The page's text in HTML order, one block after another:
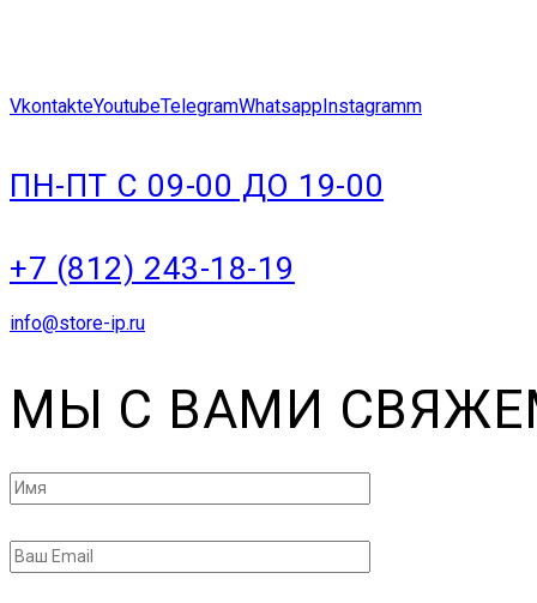
VkontakteYoutubeTelegramWhatsappInstagramm
ПН-ПТ С 09-00 ДО 19-00
+7 (812) 243-18-19
info@store-ip.ru
МЫ С ВАМИ